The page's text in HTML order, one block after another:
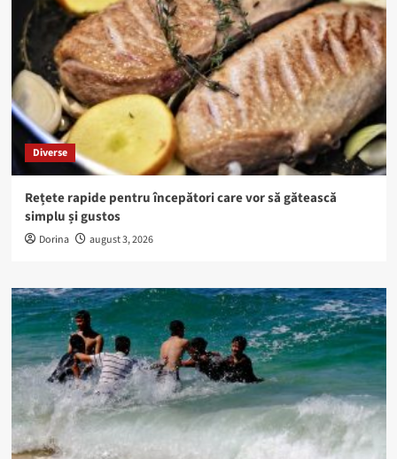
Diverse
Rețete rapide pentru începători care vor să gătească
simplu și gustos
Dorina august 3, 2026